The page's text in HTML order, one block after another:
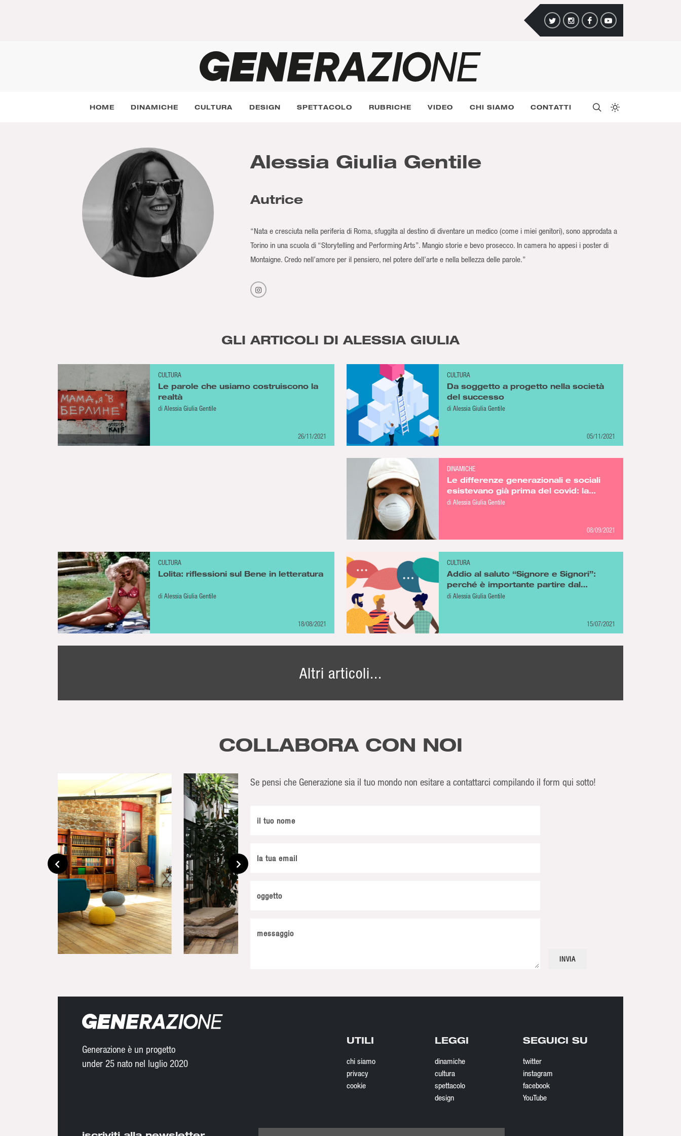
HOME DINAMICHE CULTURA DESIGN SPETTACOLO RUBRICHE VIDEO CHI SIAMO CONTATTI
Alessia Giulia Gentile
Autrice
“Nata e cresciuta nella periferia di Roma, sfuggita al destino di diventare un medico (come i miei genitori), sono approdata a
Torino in una scuola di “Storytelling and Performing Arts”. Mangio storie e bevo prosecco. In camera ho appesi i poster di
Montaigne. Credo nell’amore per il pensiero, nel potere dell’arte e nella bellezza delle parole.”
GLI ARTICOLI DI ALESSIA GIULIA
CULTURA
Le parole che usiamo costruiscono la
realtà
di Alessia Giulia Gentile
26/11/2021
CULTURA
Da soggetto a progetto nella società
del successo
di Alessia Giulia Gentile
05/11/2021
DINAMICHE
Le differenze generazionali e sociali
esistevano già prima del covid: la
pandemia come lente d’ingrandimento
di Alessia Giulia Gentile
08/09/2021
CULTURA
Lolita: riflessioni sul Bene in letteratura
di Alessia Giulia Gentile
18/08/2021
CULTURA
Addio al saluto “Signore e Signori”:
perché è importante partire dal
linguaggio per cambiare la società
di Alessia Giulia Gentile
15/07/2021
Altri articoli...
COLLABORA CON NOI
Se pensi che Generazione sia il tuo mondo non esitare a contattarci compilando il form qui sotto!
il tuo nome
la tua email
oggetto
messaggio
Generazione è un progetto
under 25 nato nel luglio 2020
UTILI
chi siamo
privacy
cookie
LEGGI
dinamiche
cultura
spettacolo
design
SEGUICI SU
twitter
instagram
facebook
YouTube